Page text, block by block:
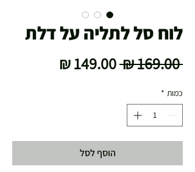
לוח סל לתליה על דלת
‏169.00 ‏₪
מחיר
כמות *
הוסף לסל